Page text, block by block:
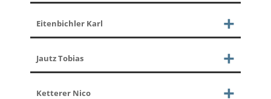
Eitenbichler Karl
Jautz Tobias
Ketterer Nico